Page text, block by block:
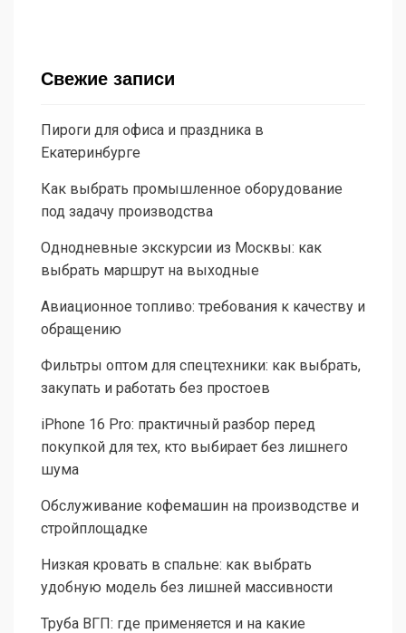
Свежие записи
Пироги для офиса и праздника в
Екатеринбурге
Как выбрать промышленное оборудование
под задачу производства
Однодневные экскурсии из Москвы: как
выбрать маршрут на выходные
Авиационное топливо: требования к качеству и
обращению
Фильтры оптом для спецтехники: как выбрать,
закупать и работать без простоев
iPhone 16 Pro: практичный разбор перед
покупкой для тех, кто выбирает без лишнего
шума
Обслуживание кофемашин на производстве и
стройплощадке
Низкая кровать в спальне: как выбрать
удобную модель без лишней массивности
Труба ВГП: где применяется и на какие